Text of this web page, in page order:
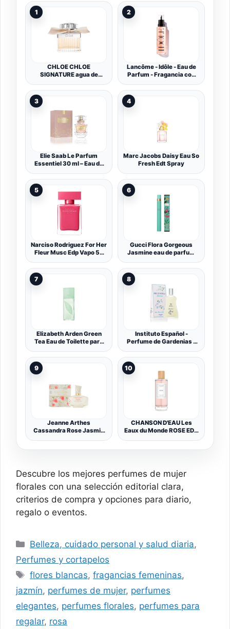
1
CHLOE CHLOE
SIGNATURE agua de
ml
2
Lancôme - Idôle - Eau de
Parfum - Fragancia con
Chipre, Perfume para
3
Elie Saab Le Parfum
Essentiel 30 ml – Eau de
Fragancia Chipre Floral –
Radiantes Notas de Flor
de Azahar, Jazmín,
Gardenia y Pachulí –
Botella de Cristal
4
Marc Jacobs Daisy Eau So
Fresh Edt Spray
5
Narciso Rodriguez For Her
Fleur Musc Edp Vapo 50
6
Gucci Flora Gorgeous
Jasmine eau de parfum
7
Elizabeth Arden Green
Tea Eau de Toilette para
8
Instituto Español -
Perfume de Gardenias -
9
Jeanne Arthes
Cassandra Rose Jasmin
10
CHANSON D'EAU Les
Eaux du Monde ROSE EDT
Descubre los mejores perfumes de mujer
florales con una selección editorial clara,
criterios de compra y opciones para diario,
regalo o eventos.
Categorías
Belleza, cuidado personal y salud diaria,
Perfumes y cortapelos
Etiquetas
flores blancas,fragancias femeninas,
jazmín, perfumes de mujer, perfumes
elegantes, perfumes florales, perfumes para
regalar, rosa